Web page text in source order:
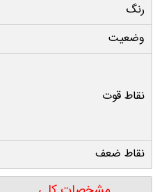
رنگ
وضعیت
نقاط قوت
نقاط ضعف